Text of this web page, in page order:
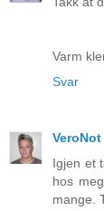
Varm
Svar
VeroNot
Igjen et
hos
mange.